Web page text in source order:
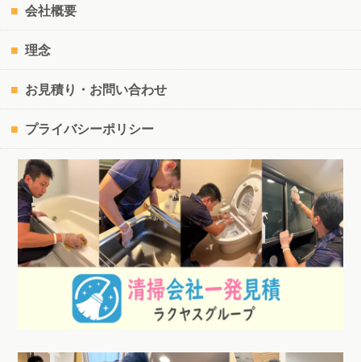
会社概要
理念
お見積り・お問い合わせ
プライバシーポリシー